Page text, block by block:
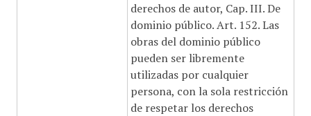
derechos de autor, Cap. III. De
dominio público. Art. 152. Las
obras del dominio público
pueden ser libremente
utilizadas por cualquier
persona, con la sola restricción
de respetar los derechos